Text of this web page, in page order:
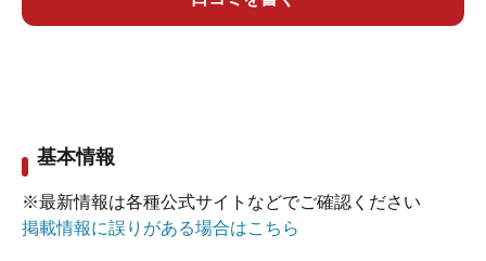
基本情報
※最新情報は各種公式サイトなどでご確認ください
掲載情報に誤りがある場合はこちら